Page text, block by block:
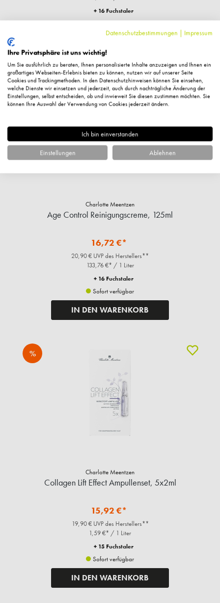
+ 16 Fuchstaler
%
Charlotte Meentzen
Age Control Reinigungscreme, 125ml
16,72 €*
20,90 € UVP des Herstellers**
133,76 €* / 1 Liter
+ 16 Fuchstaler
Sofort verfügbar
IN DEN WARENKORB
%
Charlotte Meentzen
Collagen Lift Effect Ampullenset, 5x2ml
15,92 €*
19,90 € UVP des Herstellers**
1,59 €* / 1 Liter
+ 15 Fuchstaler
Sofort verfügbar
IN DEN WARENKORB
Datenschutzbestimmungen | Impressum
Ihre Privatsphäre ist uns wichtig!
Um Sie ausführlich zu beraten, Ihnen personalisierte Inhalte anzuzeigen und Ihnen ein
großartiges Webseiten-Erlebnis bieten zu können, nutzen wir auf unserer Seite
Cookies und Trackingmethoden. In den Datenschutzhinweisen können Sie einsehen,
welche Dienste wir einsetzen und jederzeit, auch durch nachträgliche Änderung der
Einstellungen, selbst entscheiden, ob und inwieweit Sie diesen zustimmen möchten. Sie
können Ihre Auswahl der Verwendung von Cookies jederzeit ändern.
Ich bin einverstanden
Einstellungen Ablehnen